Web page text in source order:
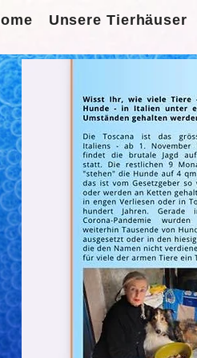
Unsere Tierhäuser